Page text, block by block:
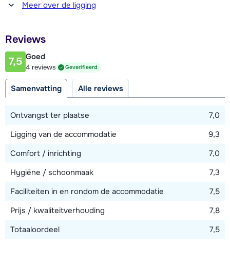
Afstand tot piste
50 meter
400 meter (via piste)
Bekijk kaart
Meer over de ligging
Reviews
7,5 Goed
4 reviews Geverifieerd
Samenvatting Alle reviews
Ontvangst ter plaatse
7,0
Ligging van de accommodatie
9,3
Comfort / inrichting
7,0
Hygiëne / schoonmaak
7,3
Faciliteiten in en rondom de accommodatie
7,5
Prijs / kwaliteitverhouding
7,8
Totaaloordeel
7,5